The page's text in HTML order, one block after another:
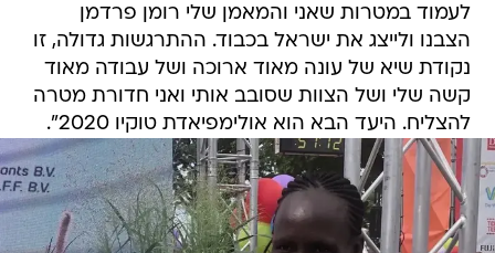
לעמוד במטרות שאני והמאמן שלי רומן פרדמן
הצבנו ולייצג את ישראל בכבוד. ההתרגשות גדולה, זו
נקודת שיא של עונה מאוד ארוכה ושל עבודה מאוד
קשה שלי ושל הצוות שסובב אותי ואני חדורת מטרה
להצליח. היעד הבא הוא אולימפיאדת טוקיו 2020".